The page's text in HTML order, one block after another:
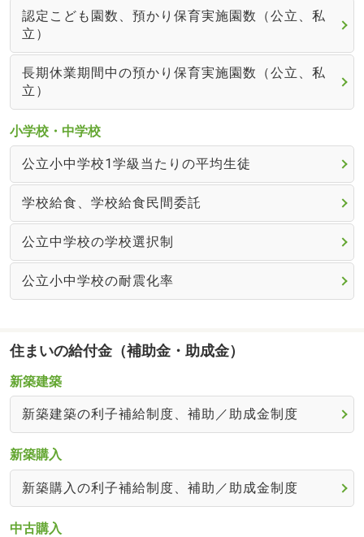
認定こども園数、預かり保育実施園数（公立、私
立）
長期休業期間中の預かり保育実施園数（公立、私
立）
小学校・中学校
公立小中学校1学級当たりの平均生徒
学校給食、学校給食民間委託
公立中学校の学校選択制
公立小中学校の耐震化率
住まいの給付金（補助金・助成金）
新築建築
新築建築の利子補給制度、補助／助成金制度
新築購入
新築購入の利子補給制度、補助／助成金制度
中古購入